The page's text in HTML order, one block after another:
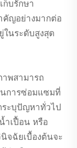
ก็บรักษา
คัญอย่างมากต่อ
ในระดับสูงสุด
พสามารถ
นการซ่อมแซมที่
ระบุปัญหาทั่วไป
ำเปื้อน หรือ
จฉัยเบื้องต้นจะ